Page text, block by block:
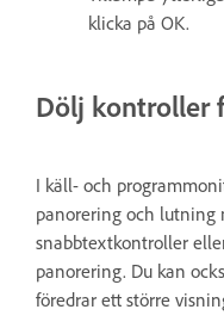
klicka på OK.
Dölj kontroller
I käll- och
panorering och lutning
snabbtextkontroller
panorering. Du kan
föredrar ett större